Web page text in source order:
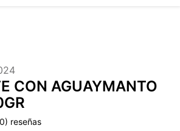
CON AGUAYMANTO
0)